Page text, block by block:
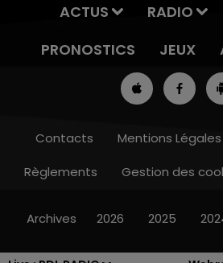
8h00 - 10h00
ACTUS RADIO
PRONOSTICS
JEUX
Contacts Mentions Légales
Règlements
Gestion des
Archives 2026 2025